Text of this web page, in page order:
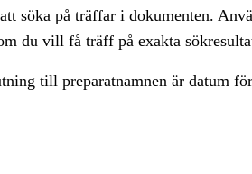
söka på träffar i dokumenten.
du vill få träff på exakta
till preparatnamnen är datum för